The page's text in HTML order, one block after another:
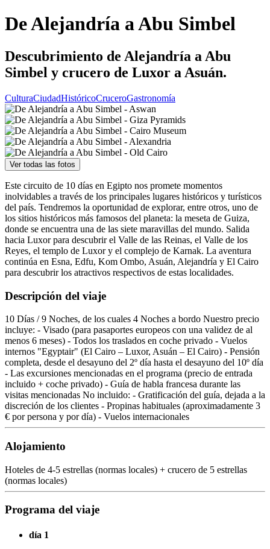
De Alejandría a Abu Simbel
Descubrimiento de Alejandría a Abu
Simbel y crucero de Luxor a Asuán.
CulturaCiudadHistóricoCruceroGastronomía
Ver todas las fotos
Este circuito de 10 días en Egipto nos promete momentos
inolvidables a través de los principales lugares históricos y turísticos
del país. Tendremos la oportunidad de explorar, entre otros, uno de
los sitios históricos más famosos del planeta: la meseta de Guiza,
donde se encuentra una de las siete maravillas del mundo. Salida
hacia Luxor para descubrir el Valle de las Reinas, el Valle de los
Reyes, el templo de Luxor y el complejo de Karnak. La aventura
continúa en Esna, Edfu, Kom Ombo, Asuán, Alejandría y El Cairo
para descubrir los atractivos respectivos de estas localidades.
Descripción del viaje
10 Días / 9 Noches, de los cuales 4 Noches a bordo Nuestro precio
incluye: - Visado (para pasaportes europeos con una validez de al
menos 6 meses) - Todos los traslados en coche privado - Vuelos
internos "Egyptair" (El Cairo – Luxor, Asuán – El Cairo) - Pensión
completa, desde el desayuno del 2º día hasta el desayuno del 10º día
- Las excursiones mencionadas en el programa (precio de entrada
incluido + coche privado) - Guía de habla francesa durante las
visitas mencionadas No incluido: - Gratificación del guía, dejada a la
discreción de los clientes - Propinas habituales (aproximadamente 3
€ por persona y por día) - Vuelos internacionales
Alojamiento
Hoteles de 4-5 estrellas (normas locales) + crucero de 5 estrellas
(normas locales)
Programa del viaje
día 1